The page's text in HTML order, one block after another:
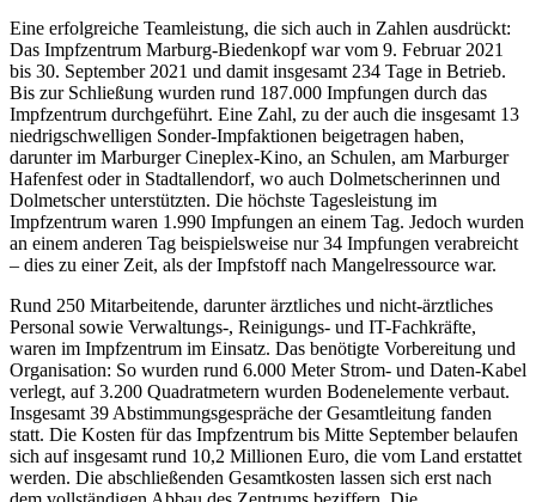
Eine erfolgreiche Teamleistung, die sich auch in Zahlen ausdrückt:
Das Impfzentrum Marburg-Biedenkopf war vom 9. Februar 2021
bis 30. September 2021 und damit insgesamt 234 Tage in Betrieb.
Bis zur Schließung wurden rund 187.000 Impfungen durch das
Impfzentrum durchgeführt. Eine Zahl, zu der auch die insgesamt 13
niedrigschwelligen Sonder-Impfaktionen beigetragen haben,
darunter im Marburger Cineplex-Kino, an Schulen, am Marburger
Hafenfest oder in Stadtallendorf, wo auch Dolmetscherinnen und
Dolmetscher unterstützten. Die höchste Tagesleistung im
Impfzentrum waren 1.990 Impfungen an einem Tag. Jedoch wurden
an einem anderen Tag beispielsweise nur 34 Impfungen verabreicht
– dies zu einer Zeit, als der Impfstoff nach Mangelressource war.
Rund 250 Mitarbeitende, darunter ärztliches und nicht-ärztliches
Personal sowie Verwaltungs-, Reinigungs- und IT-Fachkräfte,
waren im Impfzentrum im Einsatz. Das benötigte Vorbereitung und
Organisation: So wurden rund 6.000 Meter Strom- und Daten-Kabel
verlegt, auf 3.200 Quadratmetern wurden Bodenelemente verbaut.
Insgesamt 39 Abstimmungsgespräche der Gesamtleitung fanden
statt. Die Kosten für das Impfzentrum bis Mitte September belaufen
sich auf insgesamt rund 10,2 Millionen Euro, die vom Land erstattet
werden. Die abschließenden Gesamtkosten lassen sich erst nach